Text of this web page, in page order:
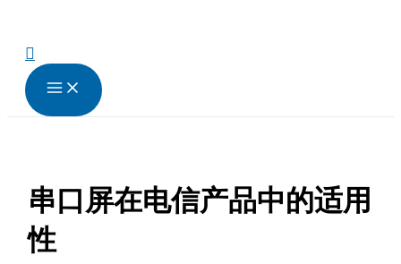
搜
索
串口屏在电信产品中的适用
性